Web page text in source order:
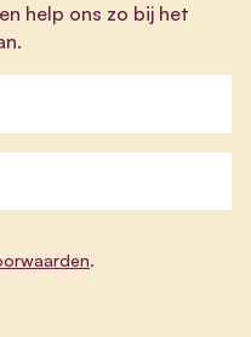
help ons zo bij het
.